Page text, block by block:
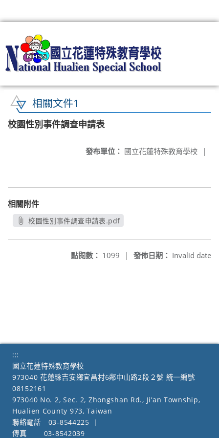
相關文件1
校園性別事件調查申請表
發布單位： 國立花蓮特殊教育學校 |
相關附件
校園性別事件調查申請表.pdf
發佈日期： Invalid date
點閱數： 1099 |
:::
國立花蓮特殊教育學校
973040 花蓮縣吉安鄉宜昌村6鄰中山路2段２號 統一編號
08152161
973040 No. 2, Sec. 2, Zhongshan Rd., Ji’an Township,
Hualien County 973, Taiwan
聯絡電話
03-8544225
|
傳真
03-8542039